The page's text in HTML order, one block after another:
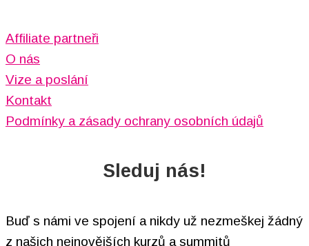
Affiliate partneři
O nás
Vize a poslání
Kontakt
Podmínky a zásady ochrany osobních údajů
Sleduj nás!
Buď s námi ve spojení a nikdy už nezmeškej žádný
z našich nejnovějších kurzů a summitů